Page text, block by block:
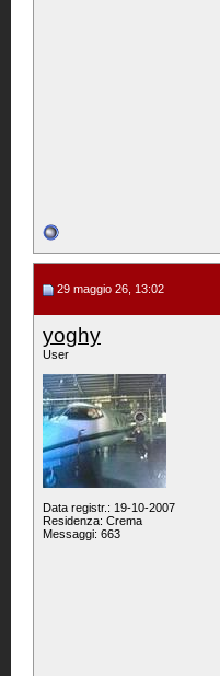
29 maggio 26, 13:02
yoghy
User
Data registr.: 19-10-2007
Residenza: Crema
Messaggi: 663